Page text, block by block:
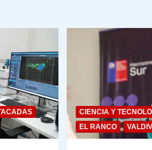
CIENCIA Y
EL RANCO